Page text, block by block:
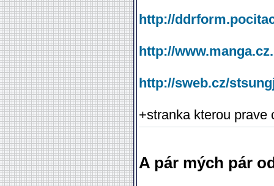
http://
http://
http://sweb.cz/
+stranka kterou prave
A pár mých pár